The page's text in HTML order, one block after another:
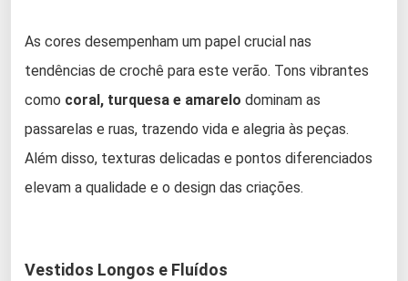
As cores desempenham um papel crucial nas
tendências de crochê para este verão. Tons vibrantes
como coral, turquesa e amarelo dominam as
passarelas e ruas, trazendo vida e alegria às peças.
Além disso, texturas delicadas e pontos diferenciados
elevam a qualidade e o design das criações.
Vestidos Longos e Fluídos